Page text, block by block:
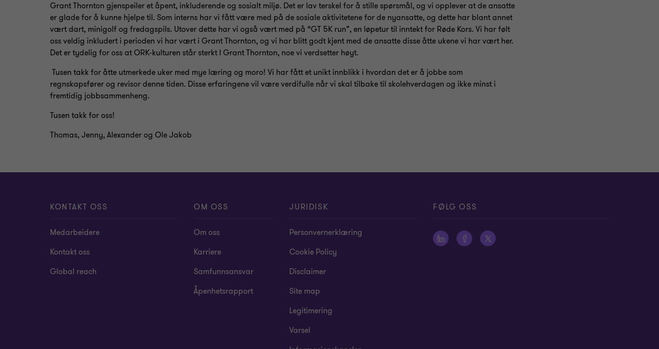
Grant Thornton gjenspeiler et åpent, inkluderende og sosialt miljø. Det er lav terskel for å stille spørsmål, og vi opplever at de ansatte
er glade for å kunne hjelpe til. Som interns har vi fått være med på de sosiale aktivitetene for de nyansatte, og dette har blant annet
vært dart, minigolf og fredagspils. Utover dette har vi også vært med på “GT 5K run”, en løpetur til inntekt for Røde Kors. Vi har følt
oss veldig inkludert i perioden vi har vært i Grant Thornton, og vi har blitt godt kjent med de ansatte disse åtte ukene vi har vært her.
Det er tydelig for oss at ORK-kulturen står sterkt I Grant Thornton, noe vi verdsetter høyt.
Tusen takk for åtte utmerkede uker med mye læring og moro! Vi har fått et unikt innblikk i hvordan det er å jobbe som
regnskapsfører og revisor denne tiden. Disse erfaringene vil være verdifulle når vi skal tilbake til skolehverdagen og ikke minst i
fremtidig jobbsammenheng.
Tusen takk for oss!
Thomas, Jenny, Alexander og Ole Jakob
KONTAKT OSS
Medarbeidere
Kontakt oss
Global reach
OM OSS
Om oss
Karriere
Samfunnsansvar
Åpenhetsrapport
JURIDISK
Personvernerklæring
Cookie Policy
Disclaimer
Site map
Legitimering
Varsel
FØLG OSS